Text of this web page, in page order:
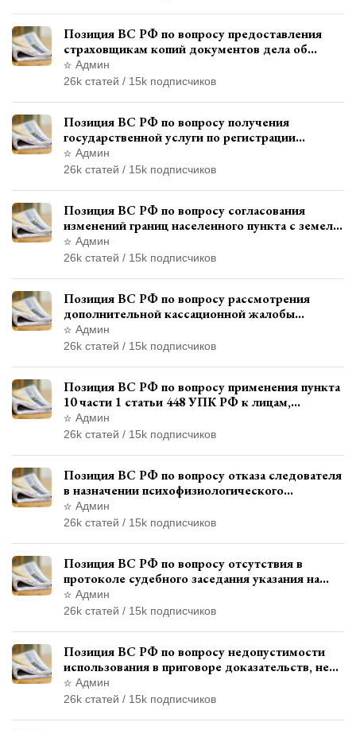
Позиция ВС РФ по вопросу предоставления
страховщикам копий документов дела об
административном правонарушении для
автотехнической экспертизы
Админ
26k статей / 15k подписчиков
Позиция ВС РФ по вопросу получения
государственной услуги по регистрации
транспортного средства через представителя
Админ
26k статей / 15k подписчиков
Позиция ВС РФ по вопросу согласования
изменений границ населенного пункта с земель
лесного фонда
Админ
26k статей / 15k подписчиков
Позиция ВС РФ по вопросу рассмотрения
дополнительной кассационной жалобы
адвоката в кассационной инстанции
Админ
26k статей / 15k подписчиков
Позиция ВС РФ по вопросу применения пункта
10 части 1 статьи 448 УПК РФ к лицам,
уволенным из следственных органов
Админ
26k статей / 15k подписчиков
Позиция ВС РФ по вопросу отказа следователя
в назначении психофизиологического
исследования показаний обвиняемой с
использованием полиграфа
Админ
26k статей / 15k подписчиков
Позиция ВС РФ по вопросу отсутствия в
протоколе судебного заседания указания на
возможность выступления в прениях сторон
при наличии аудиозаписи
Админ
26k статей / 15k подписчиков
Позиция ВС РФ по вопросу недопустимости
использования в приговоре доказательств, не
исследованных в судебном заседании
Админ
26k статей / 15k подписчиков